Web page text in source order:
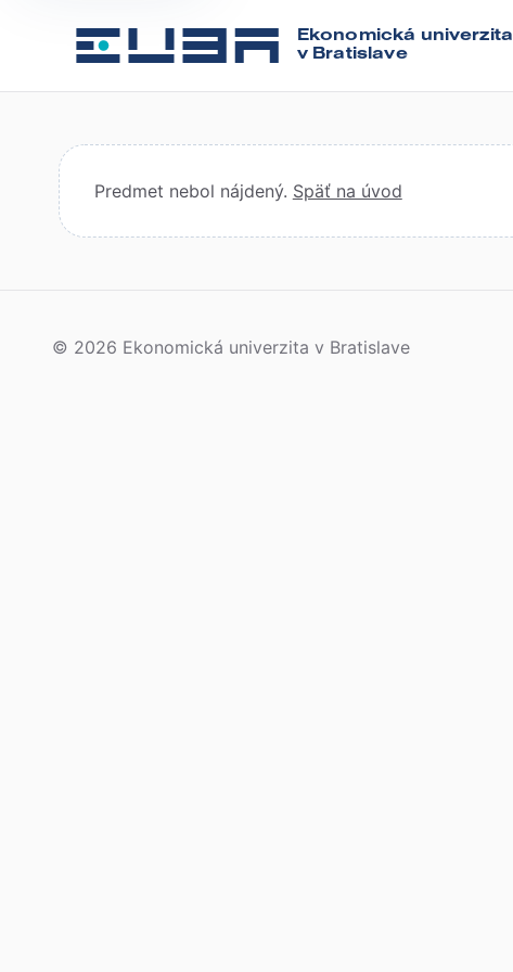
Ekonomická univerzita
v Bratislave
Predmet nebol nájdený. Späť na úvod
© 2026 Ekonomická univerzita v Bratislave